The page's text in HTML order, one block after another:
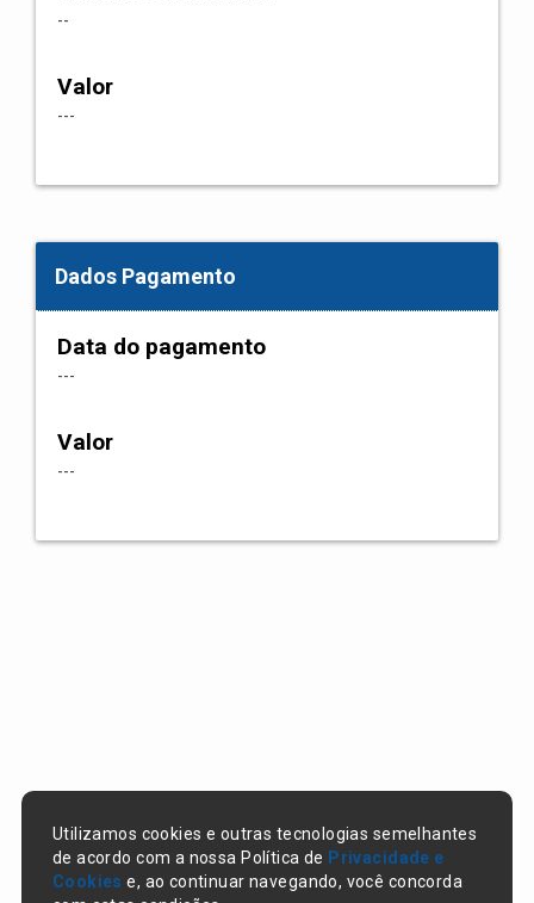
--
Valor
---
Dados Pagamento
Data do pagamento
---
Valor
---
Utilizamos cookies e outras tecnologias semelhantes
de acordo com a nossa Política de Privacidade e
Cookies e, ao continuar navegando, você concorda